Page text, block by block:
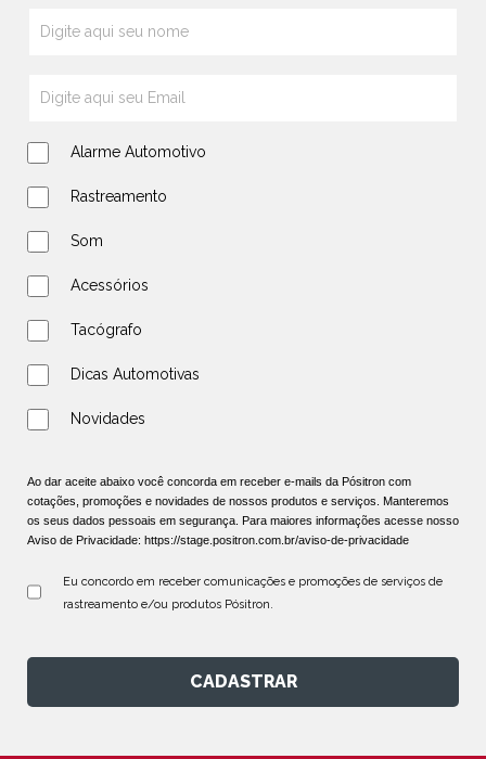
Alarme Automotivo
Rastreamento
Som
Acessórios
Tacógrafo
Dicas Automotivas
Novidades
Ao dar aceite abaixo você concorda em receber e-mails da Pósitron com
cotações, promoções e novidades de nossos produtos e serviços. Manteremos
os seus dados pessoais em segurança. Para maiores informações acesse nosso
Aviso de Privacidade: https://stage.positron.com.br/aviso-de-privacidade
Eu concordo em receber comunicações e promoções de serviços de
rastreamento e/ou produtos Pósitron.
CADASTRAR